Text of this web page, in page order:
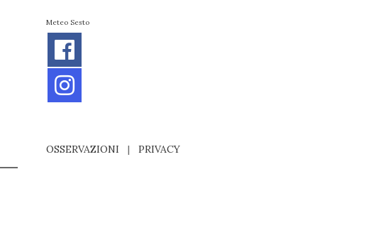
Meteo Sesto
OSSERVAZIONI | PRIVACY